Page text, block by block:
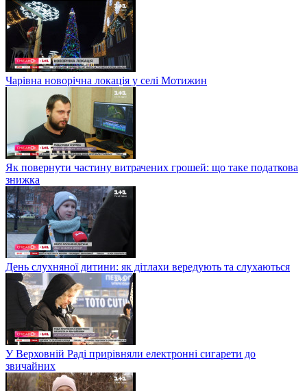
Чарівна новорічна локація у селі Мотижин
Як повернути частину витрачених грошей: що таке податкова
знижка
День слухняної дитини: як дітлахи вередують та слухаються
У Верховній Раді прирівняли електронні сигарети до
звичайних